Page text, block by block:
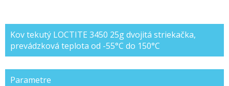
Kov tekutý LOCTITE 3450 25g dvojitá striekačka,
prevádzková teplota od -55°C do 150°C
Parametre